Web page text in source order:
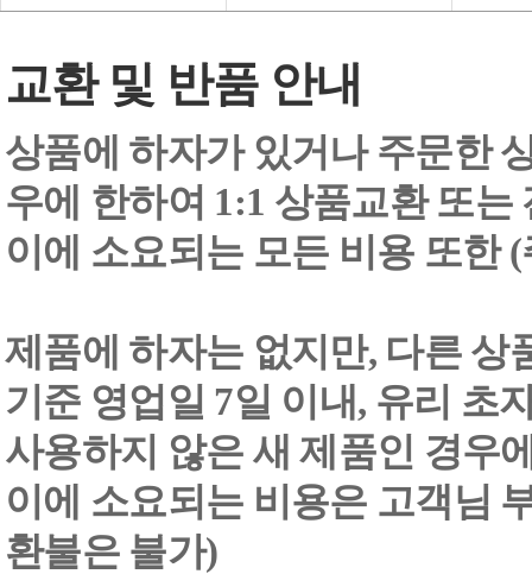
교환 및 반품 안내
상품에 하자가 있거나 주문한
우에 한하여 1:1 상품교환 또는
이에 소요되는 모든 비용 또한
제품에 하자는 없지만, 다른 상
기준 영업일 7일 이내, 유리 초
사용하지 않은 새 제품인 경우
이에 소요되는 비용은 고객님
환불은 불가)